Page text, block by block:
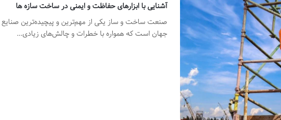
آشنایی با ابزارهای حفاظت و ایمنی در ساخت سازه ها
صنعت ساخت و ساز یکی از مهم‌ترین و پیچیده‌ترین صنایع
جهان است که همواره با خطرات و چالش‌های زیادی…